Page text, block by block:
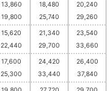
13,860
19,800
18,480
25,740
20,240
29,260
15,620
22,440
21,340
29,700
23,540
33,660
17,600
25,300
24,420
33,440
26,400
37,840